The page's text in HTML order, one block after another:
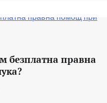
безплатна правна